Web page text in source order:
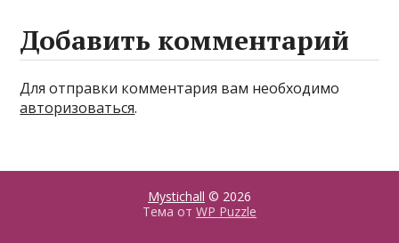
Добавить комментарий
Для отправки комментария вам необходимо
авторизоваться.
Mystichall © 2026
Тема от WP Puzzle